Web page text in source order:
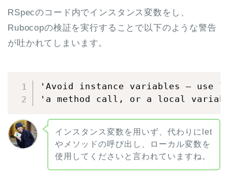
RSpecのコード内でインスタンス変数をし、
Rubocopの検証を実行することで以下のような警告
が吐かれてしまいます。
'Avoid instance variables –
'a method call, or a local
インスタンス変数を用いず、代わりにlet
やメソッドの呼び出し、ローカル変数を
使用してくださいと言われていますね。